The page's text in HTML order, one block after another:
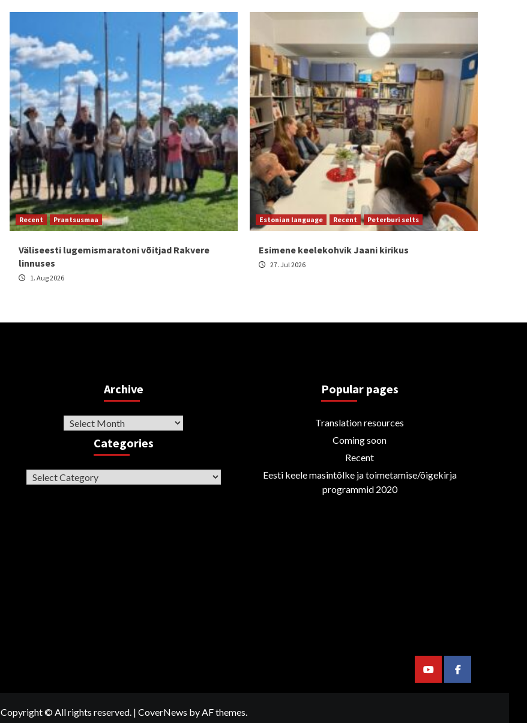
Recent Prantsusmaa
Väliseesti lugemismaratoni võitjad Rakvere
linnuses
1. Aug 2026
Estonian language Recent Peterburi selts
Esimene keelekohvik Jaani kirikus
27. Jul 2026
Archive
Archive
Categories
Categories
Popular pages
Translation resources
Coming soon
Recent
Eesti keele masintõlke ja toimetamise/õigekirja
programmid 2020
YoutubeFacebook
Copyright © All rights reserved. | CoverNews by AF themes.